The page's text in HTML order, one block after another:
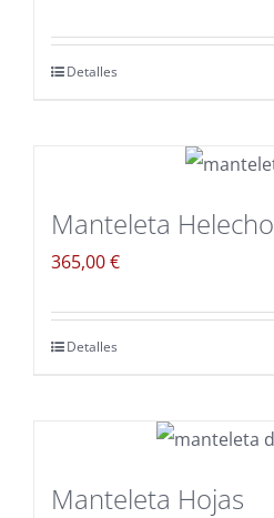
Detalles
Manteleta Helecho
365,00€
Detalles
Manteleta Hojas